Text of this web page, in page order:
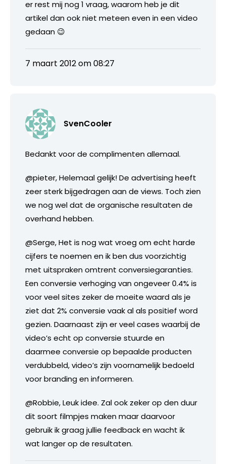
er rest mij nog 1 vraag, waarom heb je dit
artikel dan ook niet meteen even in een video
gedaan 😉
7 maart 2012 om 08:27
SvenCooler
Bedankt voor de complimenten allemaal.
@pieter, Helemaal gelijk! De advertising heeft
zeer sterk bijgedragen aan de views. Toch zien
we nog wel dat de organische resultaten de
overhand hebben.
@Serge, Het is nog wat vroeg om echt harde
cijfers te noemen en ik ben dus voorzichtig
met uitspraken omtrent conversiegaranties.
Een conversie verhoging van ongeveer 0.4% is
voor veel sites zeker de moeite waard als je
ziet dat 2% conversie vaak al als positief word
gezien. Daarnaast zijn er veel cases waarbij de
video’s echt op conversie stuurde en
daarmee conversie op bepaalde producten
verdubbeld, video’s zijn voornamelijk bedoeld
voor branding en informeren.
@Robbie, Leuk idee. Zal ook zeker op den duur
dit soort filmpjes maken maar daarvoor
gebruik ik graag jullie feedback en wacht ik
wat langer op de resultaten.